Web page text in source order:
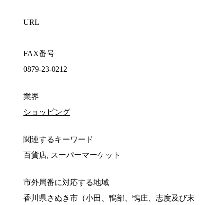
URL
FAX番号
0879-23-0212
業界
ショッピング
関連するキーワード
百貨店, スーパーマーケット
市外局番に対応する地域
香川県さぬき市（小田、鴨部、鴨庄、志度及び末